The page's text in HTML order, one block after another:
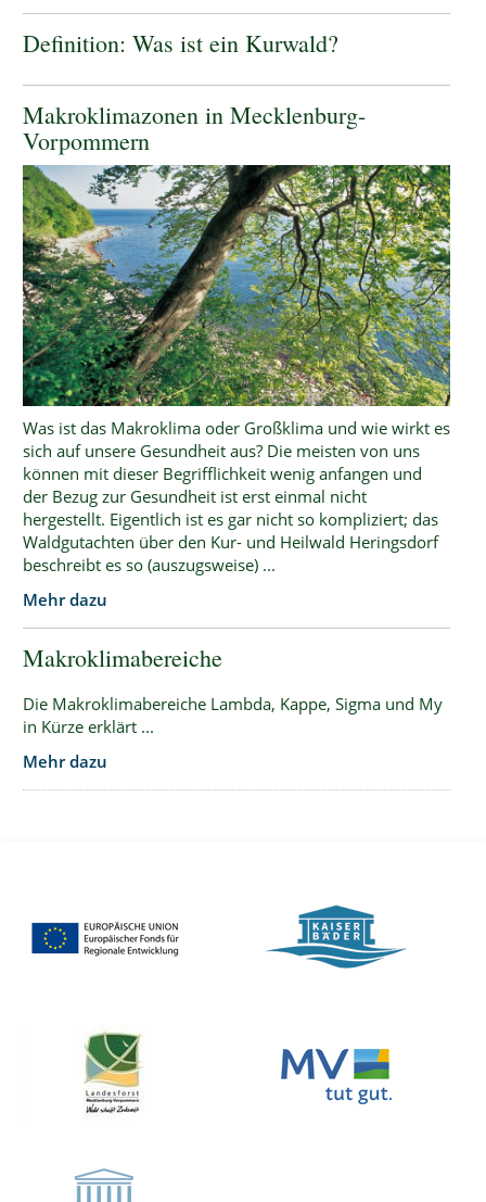
Definition: Was ist ein Kurwald?
Makroklimazonen in Mecklenburg-
Vorpommern
Was ist das Makroklima oder Großklima und wie wirkt es
sich auf unsere Gesundheit aus? Die meisten von uns
können mit dieser Begrifflichkeit wenig anfangen und
der Bezug zur Gesundheit ist erst einmal nicht
hergestellt. Eigentlich ist es gar nicht so kompliziert; das
Waldgutachten über den Kur- und Heilwald Heringsdorf
beschreibt es so (auszugsweise) ...
Mehr dazu
Makroklimabereiche
Die Makroklimabereiche Lambda, Kappe, Sigma und My
in Kürze erklärt ...
Mehr dazu